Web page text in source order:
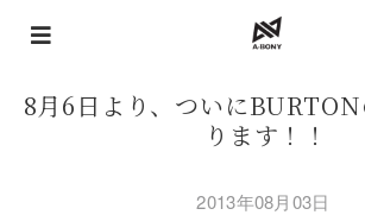
8月6日より、ついに
ります！！
2013年08月03日